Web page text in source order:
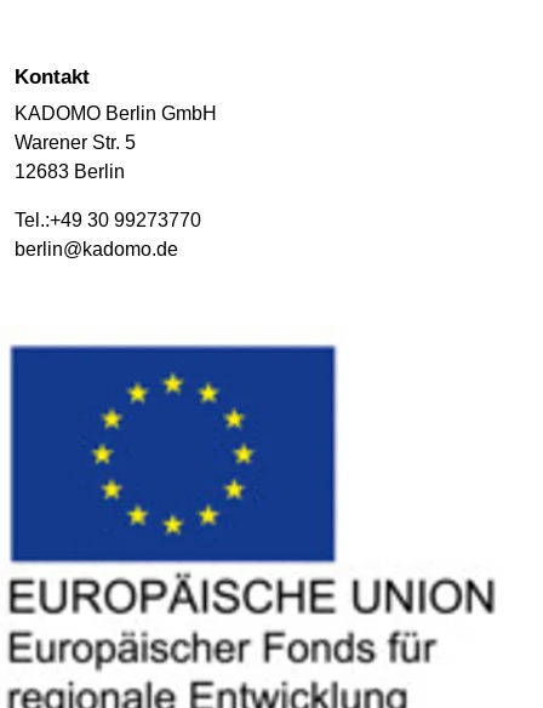
Kontakt
KADOMO Berlin GmbH
Warener Str. 5
12683 Berlin
Tel.:+49 30 99273770
berlin@kadomo.de